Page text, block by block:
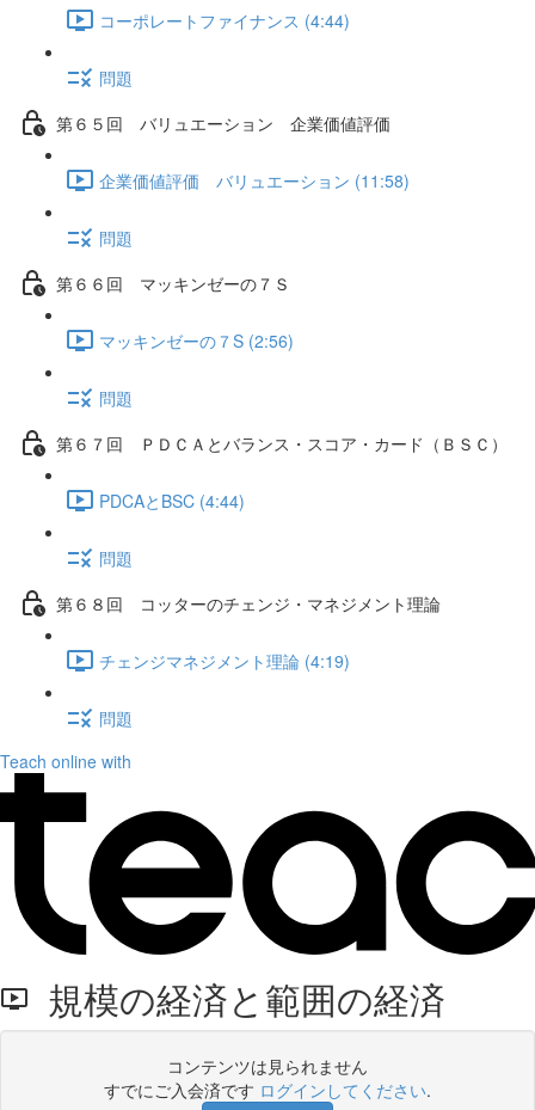
コーポレートファイナンス (4:44)
問題
第６５回 バリュエーション 企業価値評価
企業価値評価 バリュエーション (11:58)
問題
第６６回 マッキンゼーの７Ｓ
マッキンゼーの７S (2:56)
問題
第６７回 ＰＤＣＡとバランス・スコア・カード（ＢＳＣ）
PDCAとBSC (4:44)
問題
第６８回 コッターのチェンジ・マネジメント理論
チェンジマネジメント理論 (4:19)
問題
Teach online with
規模の経済と範囲の経済
コンテンツは見られません
すでにご入会済です ログインしてください.